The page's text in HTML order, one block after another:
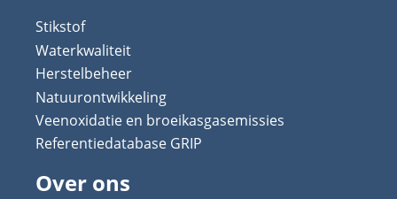
Stikstof
Waterkwaliteit
Herstelbeheer
Natuurontwikkeling
Veenoxidatie en broeikasgasemissies
Referentiedatabase GRIP
Over ons